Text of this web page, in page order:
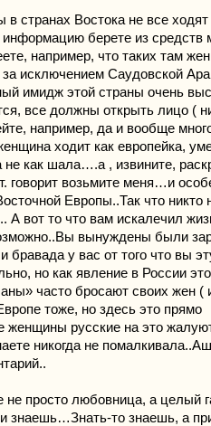
странах Востока не все
берете из средств
например, что таких там
исключением Саудовской
имидж этой страны очень
все должны открыть лицо (
например, да и вообще
ходит как европейка,
не как шала….а , извините,
говорит возьмите меня…и
Европы..Так что никто
А вот то что вам искалечил
вынуждены были
бравада у вас от того что вы
но как явление в России
часто бросают своих жен (
тоже, но здесь это прямо
женщины русские на это
никогда не
не просто любовница, а целый
знаешь…Знать-то знаешь, а